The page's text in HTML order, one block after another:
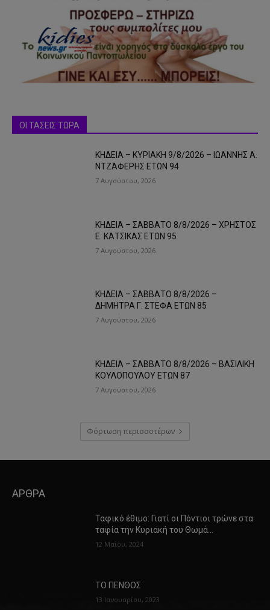
ΟΙ ΤΑΣΕΙΣ ΤΩΡΑ
ΚΗΔΕΙΑ – ΚΥΡΙΑΚΗ 9/8/2026 – ΙΩΑΝΝΗΣ Α.
ΝΤΖΑΦΕΡΗΣ ΕΤΩΝ 94
7 Αυγούστου, 2026
ΚΗΔΕΙΑ – ΣΑΒΒΑΤΟ 8/8/2026 – ΧΡΗΣΤΟΣ
Ε. ΚΑΤΣΙΚΑΣ ΕΤΩΝ 95
7 Αυγούστου, 2026
ΚΗΔΕΙΑ – ΣΑΒΒΑΤΟ 8/8/2026 –
ΔΗΜΗΤΡΑ Γ. ΣΤΕΦΑ ΕΤΩΝ 85
7 Αυγούστου, 2026
ΚΗΔΕΙΑ – ΣΑΒΒΑΤΟ 8/8/2026 – ΒΑΣΙΛΙΚΗ
ΚΟΥΛΟΠΟΥΛΟΥ ΕΤΩΝ 87
7 Αυγούστου, 2026
Φόρτωση περισσοτέρων
ΑΡΘΡΑ
Ταφικό έθιμο: Γιατί οι Πόντιοι τρώνε στα
ταφία την Κυριακή του Θωμά…
12 Μαΐου, 2024
ΤΟ ΠΕΝΘΟΣ
13 Ιανουαρίου, 2023